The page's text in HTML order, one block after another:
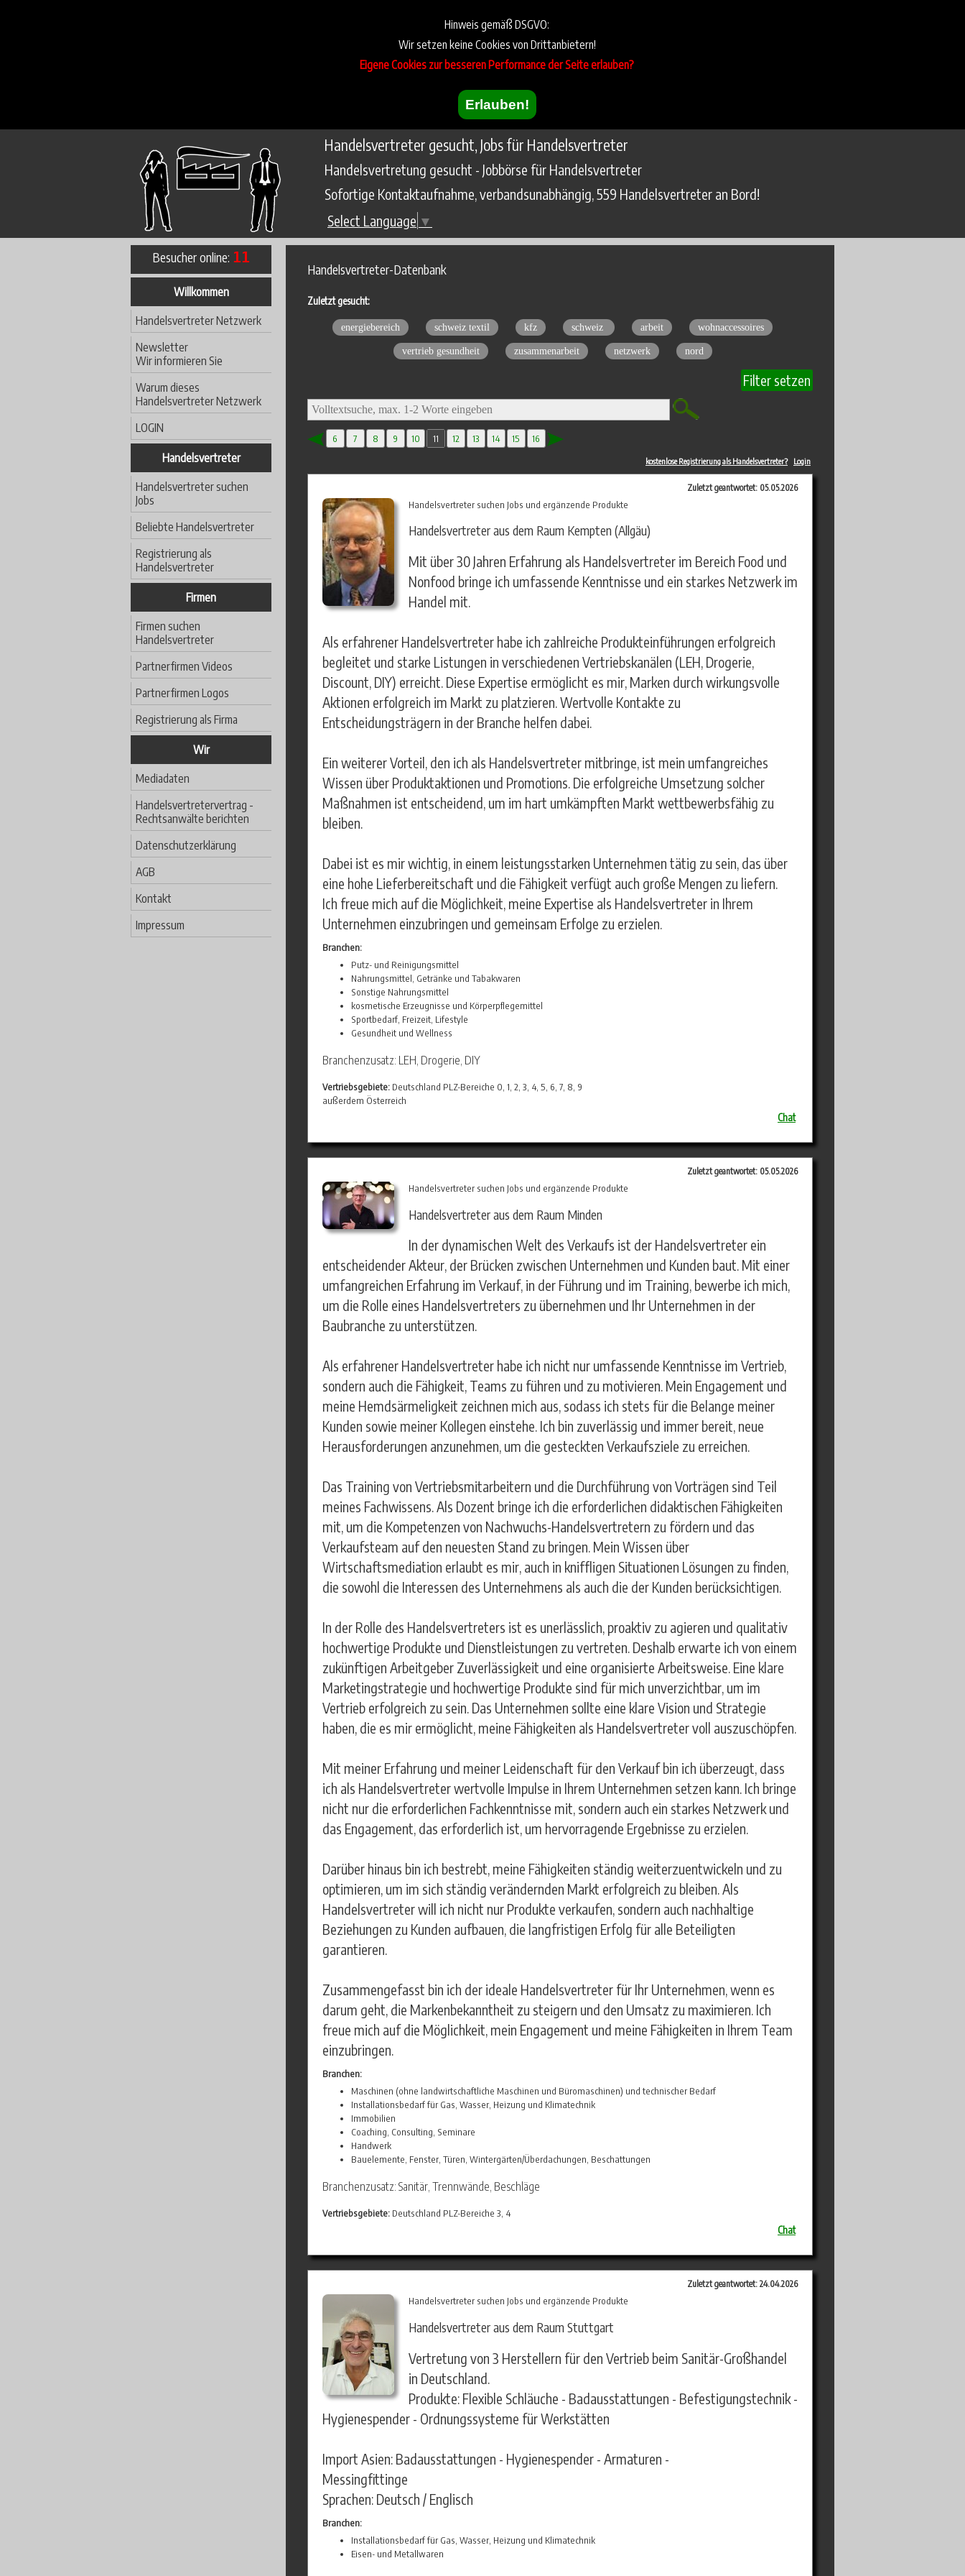
Hinweis gemäß DSGVO:
Wir setzen keine Cookies von Drittanbietern!
Eigene Cookies zur besseren Performance der Seite erlauben?
Erlauben!
Handelsvertreter gesucht, Jobs für Handelsvertreter
Handelsvertretung gesucht - Jobbörse für Handelsvertreter
Sofortige Kontaktaufnahme, verbandsunabhängig, 559 Handelsvertreter an Bord!
Select Language ▼
Besucher online: 11
Willkommen
Handelsvertreter Netzwerk
Newsletter
Wir informieren Sie
Warum dieses
Handelsvertreter Netzwerk
LOGIN
Handelsvertreter
Handelsvertreter suchen
Jobs
Beliebte Handelsvertreter
Registrierung als
Handelsvertreter
Firmen
Firmen suchen
Handelsvertreter
Partnerfirmen Videos
Partnerfirmen Logos
Registrierung als Firma
Wir
Mediadaten
Handelsvertretervertrag -
Rechtsanwälte berichten
Datenschutzerklärung
AGB
Kontakt
Impressum
Handelsvertreter-Datenbank
Zuletzt gesucht:
energiebereich schweiz textil kfz schweiz arbeit wohnaccessoires
vertrieb gesundheit zusammenarbeit netzwerk nord
Filter setzen
6 7 8 9 10 11 12 13 14 15 16
kostenlose Registrierung als Handelsvertreter? Login
Zuletzt geantwortet: 05.05.2026
Handelsvertreter suchen Jobs und ergänzende Produkte
Handelsvertreter aus dem Raum Kempten (Allgäu)
Mit über 30 Jahren Erfahrung als Handelsvertreter im Bereich Food und
Nonfood bringe ich umfassende Kenntnisse und ein starkes Netzwerk im
Handel mit.
Als erfahrener Handelsvertreter habe ich zahlreiche Produkteinführungen erfolgreich
begleitet und starke Listungen in verschiedenen Vertriebskanälen (LEH, Drogerie,
Discount, DIY) erreicht. Diese Expertise ermöglicht es mir, Marken durch wirkungsvolle
Aktionen erfolgreich im Markt zu platzieren. Wertvolle Kontakte zu
Entscheidungsträgern in der Branche helfen dabei.
Ein weiterer Vorteil, den ich als Handelsvertreter mitbringe, ist mein umfangreiches
Wissen über Produktaktionen und Promotions. Die erfolgreiche Umsetzung solcher
Maßnahmen ist entscheidend, um im hart umkämpften Markt wettbewerbsfähig zu
bleiben.
Dabei ist es mir wichtig, in einem leistungsstarken Unternehmen tätig zu sein, das über
eine hohe Lieferbereitschaft und die Fähigkeit verfügt auch große Mengen zu liefern.
Ich freue mich auf die Möglichkeit, meine Expertise als Handelsvertreter in Ihrem
Unternehmen einzubringen und gemeinsam Erfolge zu erzielen.
Branchen:
Putz- und Reinigungsmittel
Nahrungsmittel, Getränke und Tabakwaren
Sonstige Nahrungsmittel
kosmetische Erzeugnisse und Körperpflegemittel
Sportbedarf, Freizeit, Lifestyle
Gesundheit und Wellness
Branchenzusatz: LEH, Drogerie, DIY
Vertriebsgebiete:Deutschland PLZ-Bereiche 0, 1, 2, 3, 4, 5, 6, 7, 8, 9
außerdem Österreich
Chat
Zuletzt geantwortet: 05.05.2026
Handelsvertreter suchen Jobs und ergänzende Produkte
Handelsvertreter aus dem Raum Minden
In der dynamischen Welt des Verkaufs ist der Handelsvertreter ein
entscheidender Akteur, der Brücken zwischen Unternehmen und Kunden baut. Mit einer
umfangreichen Erfahrung im Verkauf, in der Führung und im Training, bewerbe ich mich,
um die Rolle eines Handelsvertreters zu übernehmen und Ihr Unternehmen in der
Baubranche zu unterstützen.
Als erfahrener Handelsvertreter habe ich nicht nur umfassende Kenntnisse im Vertrieb,
sondern auch die Fähigkeit, Teams zu führen und zu motivieren. Mein Engagement und
meine Hemdsärmeligkeit zeichnen mich aus, sodass ich stets für die Belange meiner
Kunden sowie meiner Kollegen einstehe. Ich bin zuverlässig und immer bereit, neue
Herausforderungen anzunehmen, um die gesteckten Verkaufsziele zu erreichen.
Das Training von Vertriebsmitarbeitern und die Durchführung von Vorträgen sind Teil
meines Fachwissens. Als Dozent bringe ich die erforderlichen didaktischen Fähigkeiten
mit, um die Kompetenzen von Nachwuchs-Handelsvertretern zu fördern und das
Verkaufsteam auf den neuesten Stand zu bringen. Mein Wissen über
Wirtschaftsmediation erlaubt es mir, auch in kniffligen Situationen Lösungen zu finden,
die sowohl die Interessen des Unternehmens als auch die der Kunden berücksichtigen.
In der Rolle des Handelsvertreters ist es unerlässlich, proaktiv zu agieren und qualitativ
hochwertige Produkte und Dienstleistungen zu vertreten. Deshalb erwarte ich von einem
zukünftigen Arbeitgeber Zuverlässigkeit und eine organisierte Arbeitsweise. Eine klare
Marketingstrategie und hochwertige Produkte sind für mich unverzichtbar, um im
Vertrieb erfolgreich zu sein. Das Unternehmen sollte eine klare Vision und Strategie
haben, die es mir ermöglicht, meine Fähigkeiten als Handelsvertreter voll auszuschöpfen.
Mit meiner Erfahrung und meiner Leidenschaft für den Verkauf bin ich überzeugt, dass
ich als Handelsvertreter wertvolle Impulse in Ihrem Unternehmen setzen kann. Ich bringe
nicht nur die erforderlichen Fachkenntnisse mit, sondern auch ein starkes Netzwerk und
das Engagement, das erforderlich ist, um hervorragende Ergebnisse zu erzielen.
Darüber hinaus bin ich bestrebt, meine Fähigkeiten ständig weiterzuentwickeln und zu
optimieren, um im sich ständig verändernden Markt erfolgreich zu bleiben. Als
Handelsvertreter will ich nicht nur Produkte verkaufen, sondern auch nachhaltige
Beziehungen zu Kunden aufbauen, die langfristigen Erfolg für alle Beteiligten
garantieren.
Zusammengefasst bin ich der ideale Handelsvertreter für Ihr Unternehmen, wenn es
darum geht, die Markenbekanntheit zu steigern und den Umsatz zu maximieren. Ich
freue mich auf die Möglichkeit, mein Engagement und meine Fähigkeiten in Ihrem Team
einzubringen.
Branchen:
Maschinen (ohne landwirtschaftliche Maschinen und Büromaschinen) und technischer Bedarf
Installationsbedarf für Gas, Wasser, Heizung und Klimatechnik
Immobilien
Coaching, Consulting, Seminare
Handwerk
Bauelemente, Fenster, Türen, Wintergärten/Überdachungen, Beschattungen
Branchenzusatz: Sanitär, Trennwände, Beschläge
Vertriebsgebiete:Deutschland PLZ-Bereiche 3, 4
Chat
Zuletzt geantwortet: 24.04.2026
Handelsvertreter suchen Jobs und ergänzende Produkte
Handelsvertreter aus dem Raum Stuttgart
Vertretung von 3 Herstellern für den Vertrieb beim Sanitär-Großhandel
in Deutschland.
Produkte: Flexible Schläuche - Badausstattungen - Befestigungstechnik -
Hygienespender - Ordnungssysteme für Werkstätten
Import Asien: Badausstattungen - Hygienespender - Armaturen -
Messingfittinge
Sprachen: Deutsch / Englisch
Branchen:
Installationsbedarf für Gas, Wasser, Heizung und Klimatechnik
Eisen- und Metallwaren